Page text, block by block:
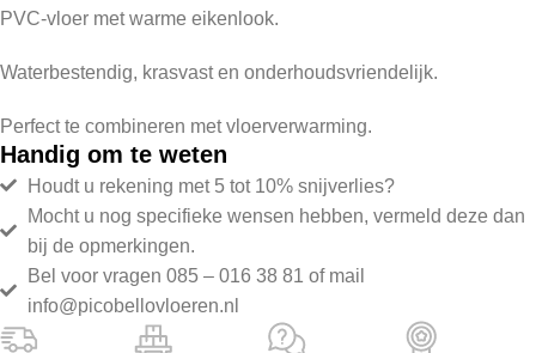
PVC-vloer met warme eikenlook.
Waterbestendig, krasvast en onderhoudsvriendelijk.
Perfect te combineren met vloerverwarming.
Handig om te weten
Houdt u rekening met 5 tot 10% snijverlies?
Mocht u nog specifieke wensen hebben, vermeld deze dan
bij de opmerkingen.
Bel voor vragen 085 – 016 38 81 of mail
info@picobellovloeren.nl